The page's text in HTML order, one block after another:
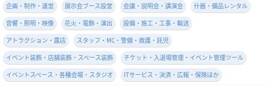
企画・制作・運営 展示会ブース設営 会議・説明会・講演会
什器・備品レンタル
音響・照明・映像
花火・電飾・演出
設備・施工・工事・輸送
アトラクション・露店
スタッフ・MC・警備・救護・託児
イベント装飾・店舗装飾・スペース装飾
チケット・入退場管理・イベント管理ツール
イベントスペース・各種会場・スタジオ
ITサービス・決済・広報・保険ほか